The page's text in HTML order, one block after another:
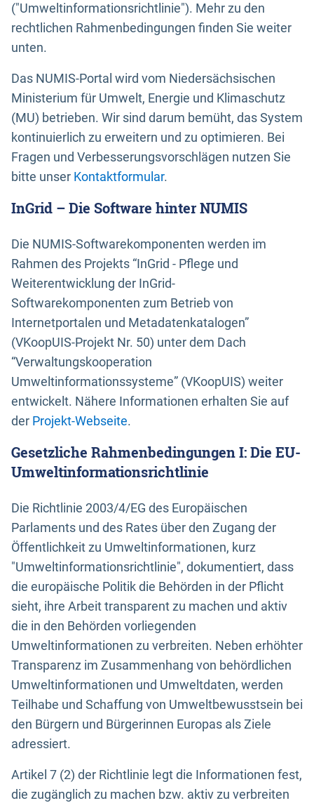
("Umweltinformationsrichtlinie"). Mehr zu den
rechtlichen Rahmenbedingungen finden Sie weiter
unten.
Das NUMIS-Portal wird vom Niedersächsischen
Ministerium für Umwelt, Energie und Klimaschutz
(MU) betrieben. Wir sind darum bemüht, das System
kontinuierlich zu erweitern und zu optimieren. Bei
Fragen und Verbesserungsvorschlägen nutzen Sie
bitte unser Kontaktformular.
InGrid – Die Software hinter NUMIS
Die NUMIS-Softwarekomponenten werden im
Rahmen des Projekts “InGrid - Pflege und
Weiterentwicklung der InGrid-
Softwarekomponenten zum Betrieb von
Internetportalen und Metadatenkatalogen”
(VKoopUIS-Projekt Nr. 50) unter dem Dach
“Verwaltungskooperation
Umweltinformationssysteme” (VKoopUIS) weiter
entwickelt. Nähere Informationen erhalten Sie auf
der Projekt-Webseite.
Gesetzliche Rahmenbedingungen I: Die EU-
Umweltinformationsrichtlinie
Die Richtlinie 2003/4/EG des Europäischen
Parlaments und des Rates über den Zugang der
Öffentlichkeit zu Umweltinformationen, kurz
"Umweltinformationsrichtlinie", dokumentiert, dass
die europäische Politik die Behörden in der Pflicht
sieht, ihre Arbeit transparent zu machen und aktiv
die in den Behörden vorliegenden
Umweltinformationen zu verbreiten. Neben erhöhter
Transparenz im Zusammenhang von behördlichen
Umweltinformationen und Umweltdaten, werden
Teilhabe und Schaffung von Umweltbewusstsein bei
den Bürgern und Bürgerinnen Europas als Ziele
adressiert.
Artikel 7 (2) der Richtlinie legt die Informationen fest,
die zugänglich zu machen bzw. aktiv zu verbreiten